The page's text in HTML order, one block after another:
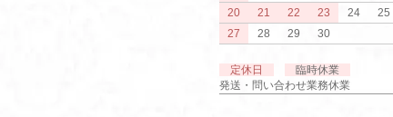
20
21 22 23 24 25
27
28 29 30
定休日
臨時休業
発送・問い合わせ業務休業